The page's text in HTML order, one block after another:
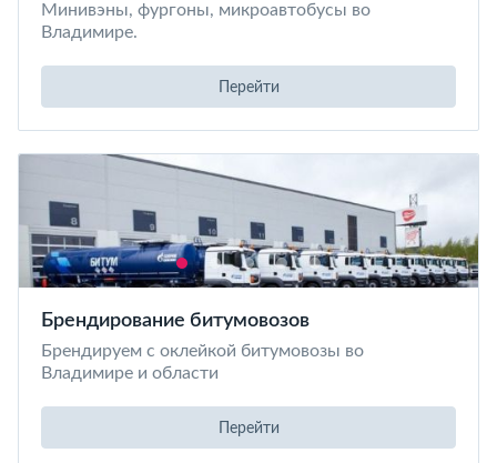
Минивэны, фургоны, микроавтобусы во
Владимире.
Перейти
Брендирование битумовозов
Брендируем с оклейкой битумовозы во
Владимире и области
Перейти